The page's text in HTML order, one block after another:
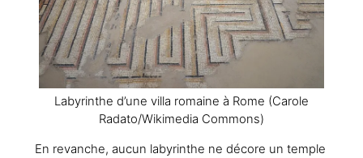
Labyrinthe d’une villa romaine à Rome (Carole
Radato/Wikimedia Commons)
En revanche, aucun labyrinthe ne décore un temple